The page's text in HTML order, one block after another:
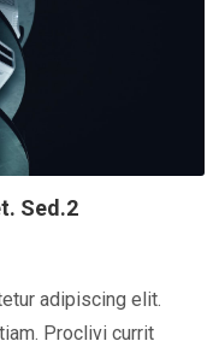
Sed.2
adipiscing elit.
Proclivi currit